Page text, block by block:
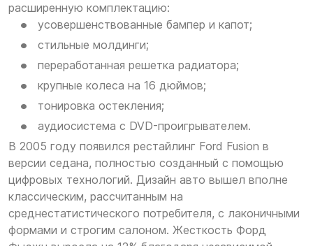
расширенную комплектацию:
усовершенствованные бампер и капот;
стильные молдинги;
переработанная решетка радиатора;
крупные колеса на 16 дюймов;
тонировка остекления;
аудиосистема с DVD-проигрывателем.
В 2005 году появился рестайлинг Ford Fusion в
версии седана, полностью созданный с помощью
цифровых технологий. Дизайн авто вышел вполне
классическим, рассчитанным на
среднестатистического потребителя, с лаконичными
формами и строгим салоном. Жесткость Форд